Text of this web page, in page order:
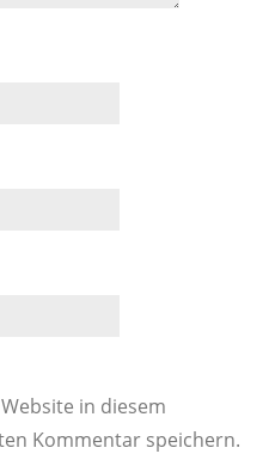
in diesem
Kommentar speichern.